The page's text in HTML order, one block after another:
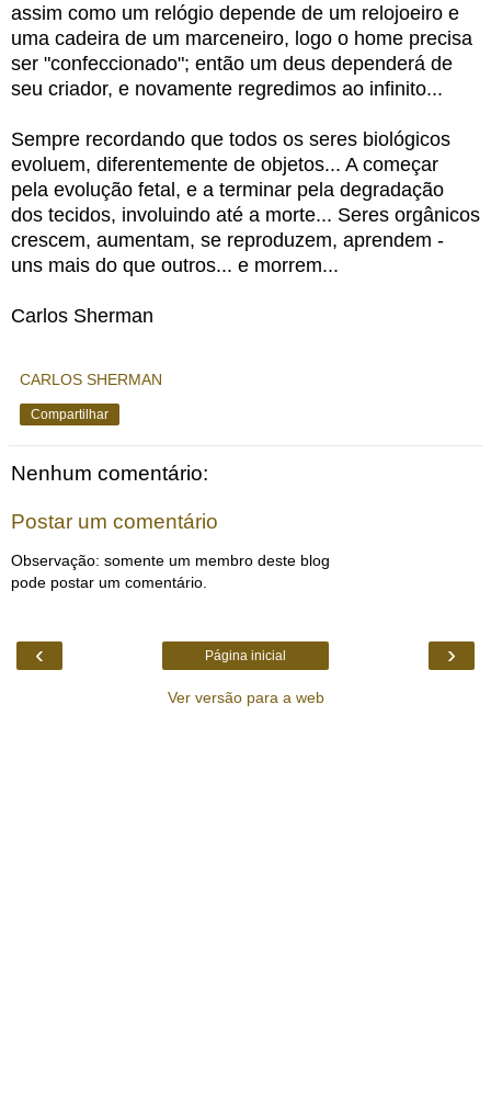
assim como um relógio depende de um relojoeiro e
uma cadeira de um marceneiro, logo o home precisa
ser "confeccionado"; então um deus dependerá de
seu criador, e novamente regredimos ao infinito...
Sempre recordando que todos os seres biológicos
evoluem, diferentemente de objetos... A começar
pela evolução fetal, e a terminar pela degradação
dos tecidos, involuindo até a morte... Seres orgânicos
crescem, aumentam, se reproduzem, aprendem -
uns mais do que outros... e morrem...
Carlos Sherman
CARLOS SHERMAN
Compartilhar
Nenhum comentário:
Postar um comentário
Observação: somente um membro deste blog
pode postar um comentário.
‹ ›
Página inicial
Ver versão para a web